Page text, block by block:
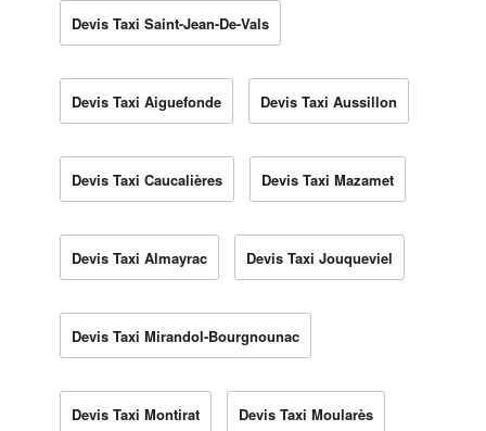
Devis Taxi Saint-Jean-De-Vals
Devis Taxi Aiguefonde Devis Taxi Aussillon
Devis Taxi Caucalières Devis Taxi Mazamet
Devis Taxi Almayrac Devis Taxi Jouqueviel
Devis Taxi Mirandol-Bourgnounac
Devis Taxi Montirat Devis Taxi Moularès